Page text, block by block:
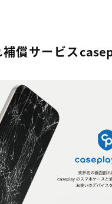
償サービス